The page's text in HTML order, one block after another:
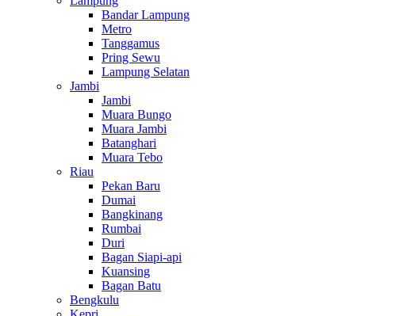
Bandar Lampung
Metro
Tanggamus
Pring Sewu
Lampung Selatan
Jambi
Jambi
Muara Bungo
Muara Jambi
Batanghari
Muara Tebo
Riau
Pekan Baru
Dumai
Bangkinang
Rumbai
Duri
Bagan Siapi-api
Kuansing
Bagan Batu
Bengkulu